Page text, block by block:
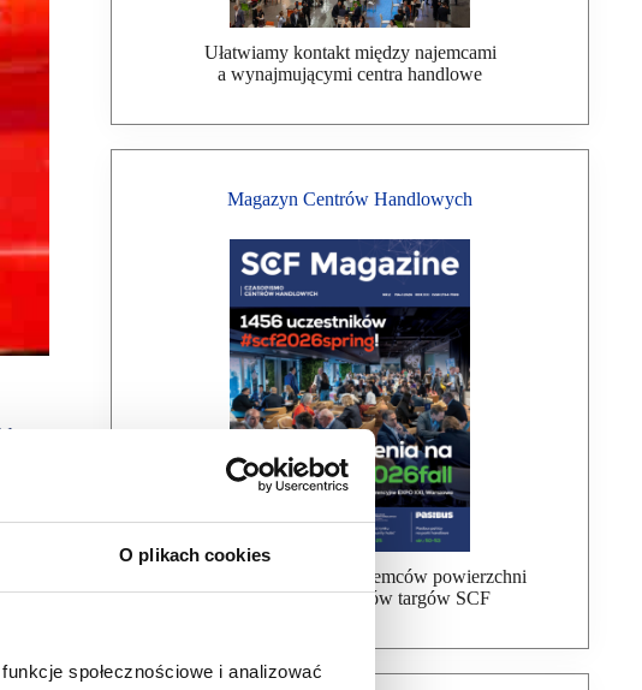
O plikach cookies
społecznościowe i analizować
Ułatwiamy kontakt między najemcami
a wynajmującymi centra handlowe
Magazyn Centrów Handlowych
Bezpłatna wysyłka dla najemców powierzchni
handlowej, uczestników targów SCF